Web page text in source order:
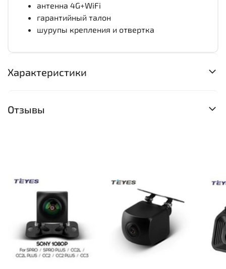
антенна 4G+WiFi
гарантийный талон
шурупы крепления и отвертка
Характеристики
Отзывы